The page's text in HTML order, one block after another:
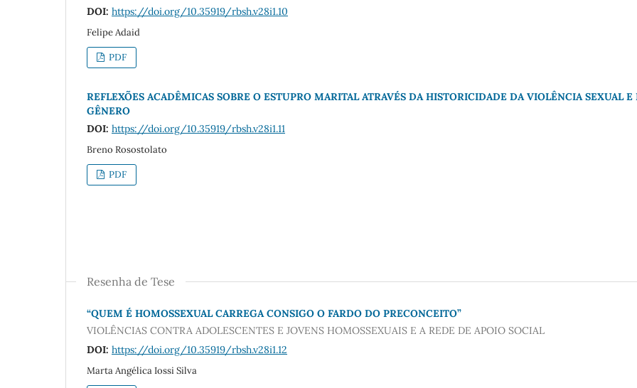
DOI: https://doi.org/10.35919/rbsh.v28i1.10
Felipe Adaid
PDF
REFLEXÕES ACADÊMICAS SOBRE O ESTUPRO MARITAL ATRAVÉS DA HISTORICIDADE DA VIOLÊNCIA SEXUAL E
GÊNERO
DOI: https://doi.org/10.35919/rbsh.v28i1.11
Breno Rosostolato
PDF
Resenha de Tese
“QUEM É HOMOSSEXUAL CARREGA CONSIGO O FARDO DO PRECONCEITO”
VIOLÊNCIAS CONTRA ADOLESCENTES E JOVENS HOMOSSEXUAIS E A REDE DE APOIO SOCIAL
DOI: https://doi.org/10.35919/rbsh.v28i1.12
Marta Angélica Iossi Silva